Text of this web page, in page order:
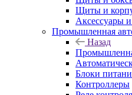
Щиты и
Аксессуары
Промышленная
Назад
Блоки
Контроллеры